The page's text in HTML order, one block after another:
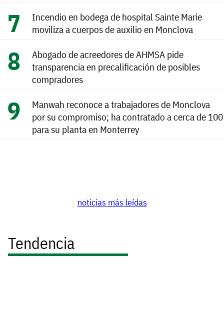
Incendio en bodega de hospital Sainte Marie
moviliza a cuerpos de auxilio en Monclova
Abogado de acreedores de AHMSA pide
transparencia en precalificación de posibles
compradores
Manwah reconoce a trabajadores de Monclova
por su compromiso; ha contratado a cerca de 100
para su planta en Monterrey
noticias más leídas
Tendencia